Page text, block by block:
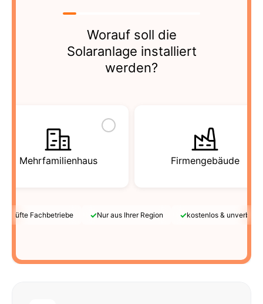
Worauf soll die
Solaranlage installiert
werden?
Mehrfamilienhaus Firmengebäude
Fachbetriebe ✓Nur aus Ihrer Region ✓kostenlos &